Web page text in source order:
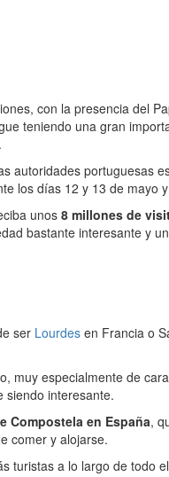
con la presencia del
teniendo una gran
autoridades portuguesas
los días 12 y 13 de mayo
unos 8 millones de
bastante interesante y
ser Lourdes en Francia o
muy especialmente de
siendo interesante.
Compostela en España,
comer y alojarse.
turistas a lo largo de todo